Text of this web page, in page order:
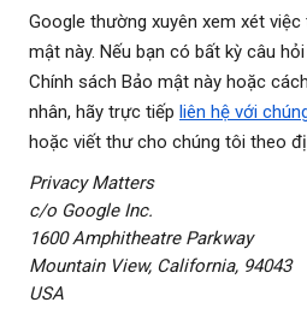
Google thường xuyên xem xét
mật này. Nếu bạn có bất kỳ câu
Chính sách Bảo mật này hoặc
nhân, hãy trực tiếp liên hệ với
hoặc viết thư cho chúng tôi theo
Privacy Matters
c/o Google Inc.
1600 Amphitheatre Parkway
Mountain View, California, 94043
USA